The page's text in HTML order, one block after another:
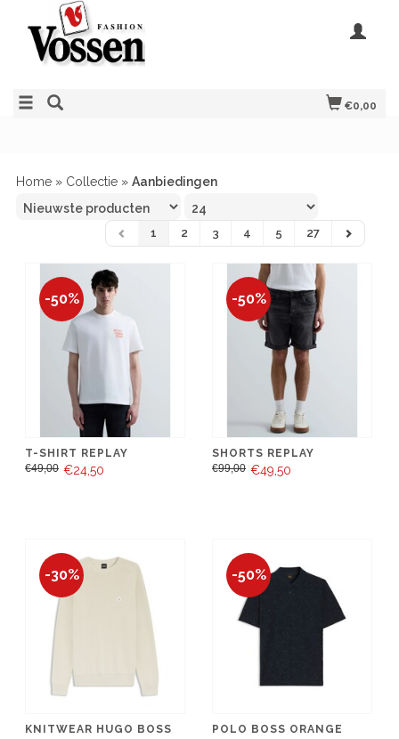
€0,00
Home » Collectie » Aanbiedingen
1 2 3 4 5 27
-50%
T-SHIRT REPLAY
€49,00 €24,50
-50%
SHORTS REPLAY
€99,00 €49,50
-30%
KNITWEAR HUGO BOSS
-50%
POLO BOSS ORANGE